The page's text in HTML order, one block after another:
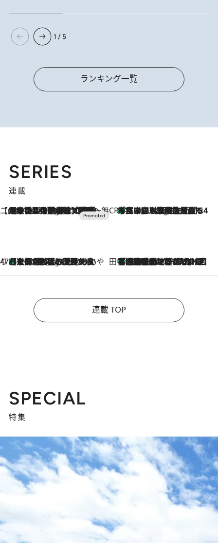
1 / 5
ランキング一覧
SERIES
連載
【CREA×星野リゾート】唯一無二。癒しと発見が待つ場所へ
7 Hours Ago
【トンボの足水浴】ヒノキの香りに包まれて涼感マックス！約13℃の湧水かけ流しを避暑地「星野温泉 トンボの湯」で体験 CREA'S CHOICE
9 Hours Ago
「立川にも歌舞伎があるんだよ」 片岡仁左衛門・市川中車ら豪華座組みで4年目の立川立飛歌舞伎へ
47都道府県の手みやげ ひんやりスイーツで夏を満喫
9 Hours Ago
【京都府】この夏絶対食べたい 冷やしておいしいおやつ3選 ひと口目から心を掴む新緑のテリーヌ 田中稲の勝手に再ブーム
2026.8.7
「湘南乃風に憧れて」観客大盛上がりの“タオル回し”に、ラッパー顔負けの高速歌唱まで…さだまさし（74）のアグレッシブすぎる現在地
連載 TOP
SPECIAL
特集